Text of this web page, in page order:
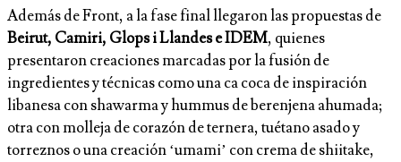
Además de Front, a la fase final llegaron las propuestas de
Beirut, Camiri, Glops i Llandes e IDEM, quienes
presentaron creaciones marcadas por la fusión de
ingredientes y técnicas como una ca coca de inspiración
libanesa con shawarma y hummus de berenjena ahumada;
otra con molleja de corazón de ternera, tuétano asado y
torreznos o una creación ‘umami’ con crema de shiitake,